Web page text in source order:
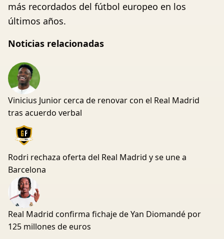
más recordados del fútbol europeo en los
últimos años.
Noticias relacionadas
Vinicius Junior cerca de renovar con el Real Madrid
tras acuerdo verbal
Rodri rechaza oferta del Real Madrid y se une a
Barcelona
Real Madrid confirma fichaje de Yan Diomandé por
125 millones de euros